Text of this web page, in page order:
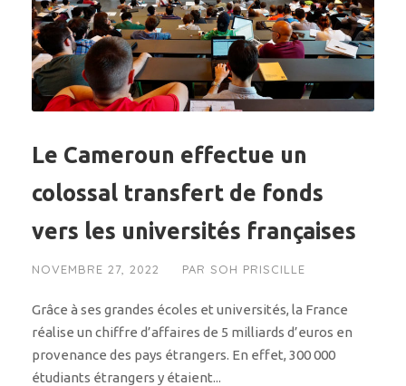
Le Cameroun effectue un
colossal transfert de fonds
vers les universités françaises
NOVEMBRE 27, 2022 PAR SOH PRISCILLE
Grâce à ses grandes écoles et universités, la France
réalise un chiffre d’affaires de 5 milliards d’euros en
provenance des pays étrangers. En effet, 300 000
étudiants étrangers y étaient...